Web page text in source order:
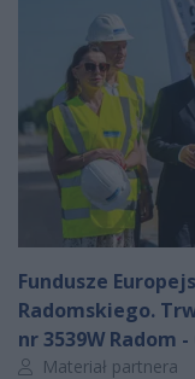
Fundusze
Radomskiego.
nr 3539W Radom
Autor artykułu:
Materiał partnera